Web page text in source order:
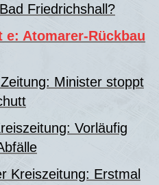
Friedrichshall?
e: Atomarer-Rückbau
Minister stoppt
Vorläufig
Kreiszeitung: Erstmal